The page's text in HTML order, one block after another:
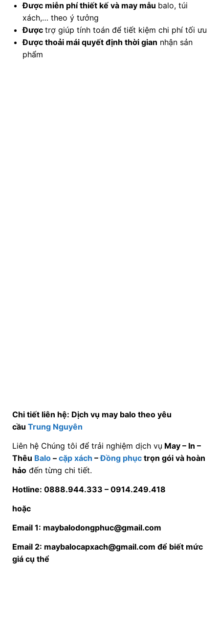
Được miễn phí thiết kế và may mẫu balo, túi
xách,… theo ý tưởng
Được trợ giúp tính toán để tiết kiệm chi phí tối ưu
Được thoải mái quyết định thời gian nhận sản
phẩm
hoặc
Email 1: maybalodongphuc@gmail.com
Email 2: maybalocapxach@gmail.com để biết mức
giá cụ thể